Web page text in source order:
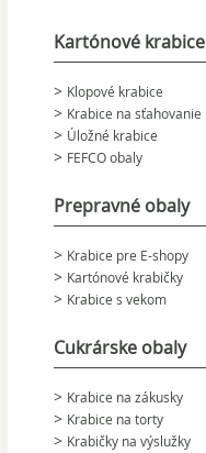
Kartónové krabice
Klopové krabice
Krabice na sťahovanie
Úložné krabice
FEFCO obaly
Prepravné obaly
Krabice pre E-shopy
Kartónové krabičky
Krabice s vekom
Cukrárske obaly
Krabice na zákusky
Krabice na torty
Krabičky na výslužky